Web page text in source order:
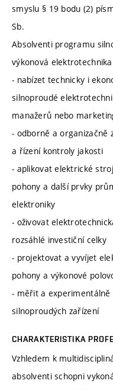
smyslu § 19 bodu (2)
Sb.
Absolventi programu
výkonová
- nabízet technicky i
silnoproudé
manažerů nebo
- odborně a organizačně
a řízení kontroly jakosti
- aplikovat elektrické
pohony a další prvky
elektroniky
- oživovat
rozsáhlé investiční celky
- projektovat a vyvíjet
pohony a výkonové
- měřit a experimentálně
silnoproudých zařízení
CHARAKTERISTIKA
Vzhledem k
absolventi schopni